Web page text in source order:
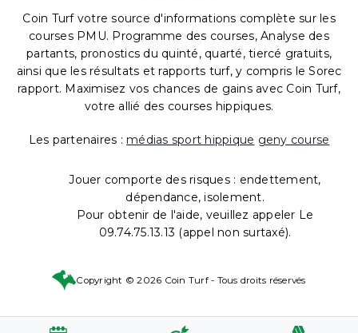
Coin Turf votre source d'informations complète sur les
courses PMU. Programme des courses, Analyse des
partants, pronostics du quinté, quarté, tiercé gratuits,
ainsi que les résultats et rapports turf, y compris le Sorec
rapport. Maximisez vos chances de gains avec Coin Turf,
votre allié des courses hippiques.
Les partenaires : médias sport hippique geny course
Jouer comporte des risques : endettement,
dépendance, isolement.
Pour obtenir de l'aide, veuillez appeler Le
09.74.75.13.13 (appel non surtaxé).
Copyright © 2026 Coin Turf - Tous droits réservés